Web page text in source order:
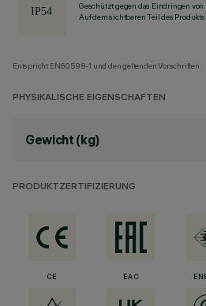
Geschützt gegen das Eindringen
Auf dem sichtbaren Teil des
Entspricht EN60598-1 und den geltenden Vorschriften.
PHYSIKALISCHE EIGENSCHAFTEN
Gewicht (kg)
PRODUKTZERTIFIZIERUNG
CE EAC